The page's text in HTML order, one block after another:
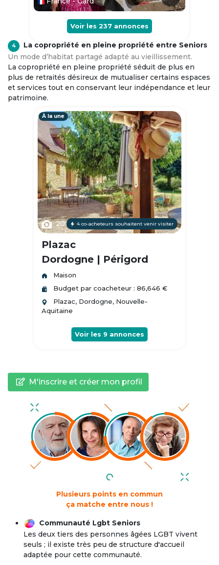
Voir les 237 annonces
4
La copropriété en pleine propriété entre Seniors
Un mode d’habitat partagé adapté au vieillissement.
La copropriété en pleine propriété séduit de plus en
plus de retraités désireux de mutualiser certains espaces
et services tout en conservant leur indépendance et leur
patrimoine.
À la une
20 4 co-acheteurs souhaitent venir visiter
Plazac
Dordogne | Périgord
Maison
Budget par coacheteur : 86,646 €
Plazac, Dordogne, Nouvelle-
Aquitaine
Voir les 9 annonces
M'inscrire et créer mon profil
Plusieurs points en commun
ça matche entre nous !
Communauté Lgbt Seniors
Les deux tiers des personnes âgées LGBT vivent
seuls ; il existe très peu de structure d'accueil
adaptée pour cette communauté.